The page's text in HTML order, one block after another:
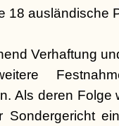
18 ausländische
Verhaftung
Als deren
Sondergericht